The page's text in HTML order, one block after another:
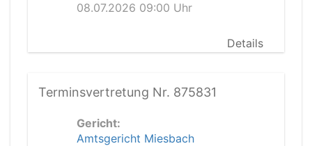
08.07.2026 09:00 Uhr
Details
Terminsvertretung Nr. 875831
Gericht:
Amtsgericht Miesbach